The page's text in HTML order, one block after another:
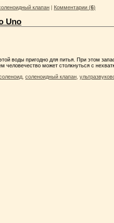
клапан Комментарии (6)
Uno
воды пригодно для питья. При этом
может столкнуться с
соленоидный клапан